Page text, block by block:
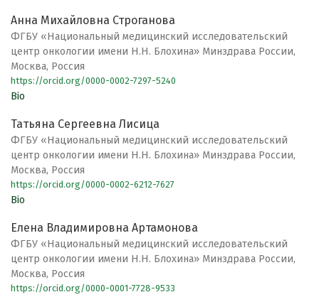
Анна Михайловна Строганова
ФГБУ «Национальный медицинский исследовательский
центр онкологии имени Н.Н. Блохина» Минздрава России,
Москва, Россия
https://orcid.org/0000-0002-7297-5240
Bio
Татьяна Сергеевна Лисица
ФГБУ «Национальный медицинский исследовательский
центр онкологии имени Н.Н. Блохина» Минздрава России,
Москва, Россия
https://orcid.org/0000-0002-6212-7627
Bio
Елена Владимировна Артамонова
ФГБУ «Национальный медицинский исследовательский
центр онкологии имени Н.Н. Блохина» Минздрава России,
Москва, Россия
https://orcid.org/0000-0001-7728-9533